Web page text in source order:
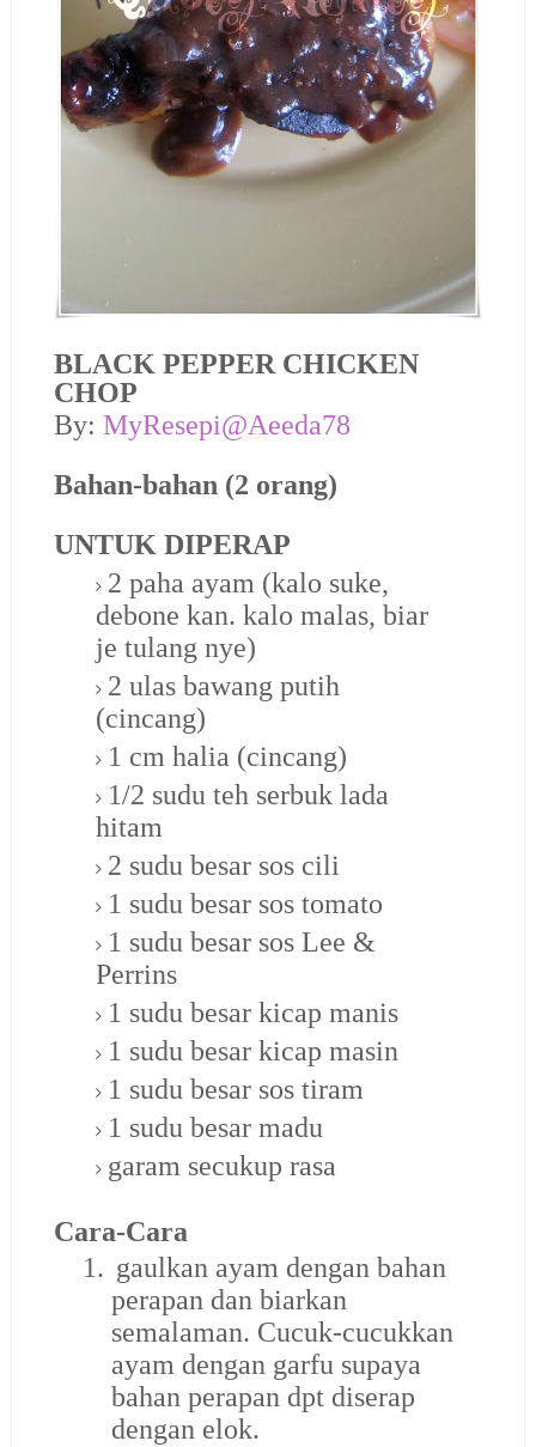
BLACK PEPPER CHICKEN
CHOP
By: MyResepi@Aeeda78
Bahan-bahan (2 orang)
UNTUK DIPERAP
2 paha ayam (kalo suke,
debone kan. kalo malas, biar
je tulang nye)
2 ulas bawang putih
(cincang)
1 cm halia (cincang)
1/2 sudu teh serbuk lada
hitam
2 sudu besar sos cili
1 sudu besar sos tomato
1 sudu besar sos Lee &
Perrins
1 sudu besar kicap manis
1 sudu besar kicap masin
1 sudu besar sos tiram
1 sudu besar madu
garam secukup rasa
Cara-Cara
1. gaulkan ayam dengan bahan
perapan dan biarkan
semalaman. Cucuk-cucukkan
ayam dengan garfu supaya
bahan perapan dpt diserap
dengan elok.